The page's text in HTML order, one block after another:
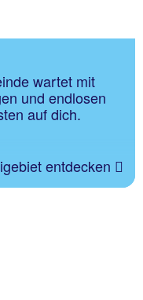
wartet mit
und endlosen
auf dich.
entdecken